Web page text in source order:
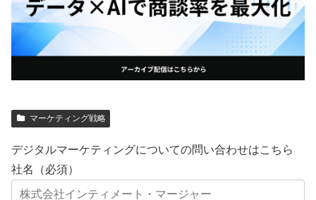
マーケティング戦略
デジタルマーケティングについての問い合わせはこちら
社名（必須）